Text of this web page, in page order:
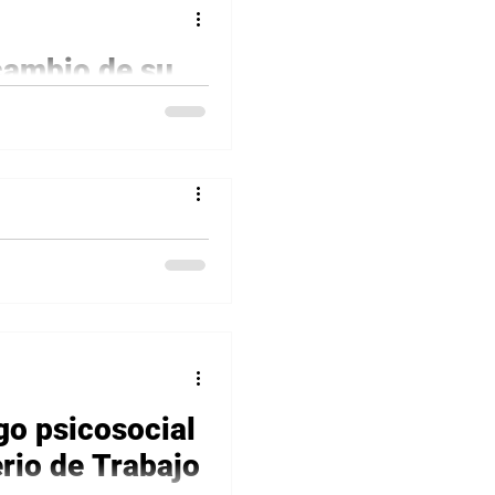
de su
contexto
psicosocial
de Trabajo